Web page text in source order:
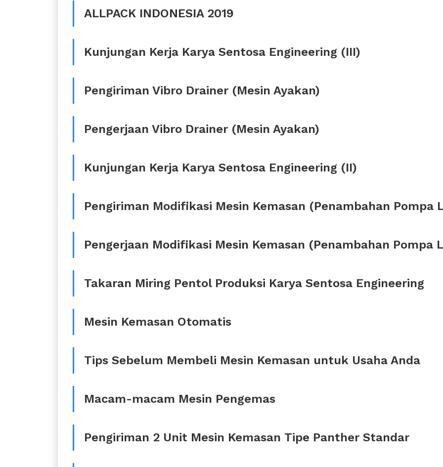
ALLPACK INDONESIA 2019
Kunjungan Kerja Karya Sentosa Engineering (III)
Pengiriman Vibro Drainer (Mesin Ayakan)
Pengerjaan Vibro Drainer (Mesin Ayakan)
Kunjungan Kerja Karya Sentosa Engineering (II)
Pengiriman Modifikasi Mesin Kemasan (Penambahan Pompa
Pengerjaan Modifikasi Mesin Kemasan (Penambahan Pompa
Takaran Miring Pentol Produksi Karya Sentosa Engineering
Mesin Kemasan Otomatis
Tips Sebelum Membeli Mesin Kemasan untuk Usaha Anda
Macam-macam Mesin Pengemas
Pengiriman 2 Unit Mesin Kemasan Tipe Panther Standar